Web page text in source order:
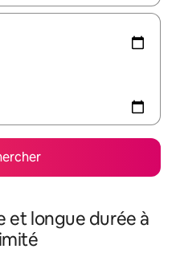
et longue durée à